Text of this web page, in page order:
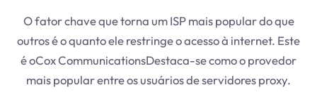
O fator chave que torna um ISP mais popular do que
outros é o quanto ele restringe o acesso à internet. Este
é oCox CommunicationsDestaca-se como o provedor
mais popular entre os usuários de servidores proxy.